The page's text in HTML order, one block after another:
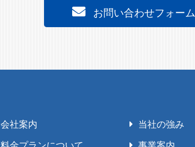
お問い合わせフォーム
会社案内
当社の強み
料金プランについて
事業案内